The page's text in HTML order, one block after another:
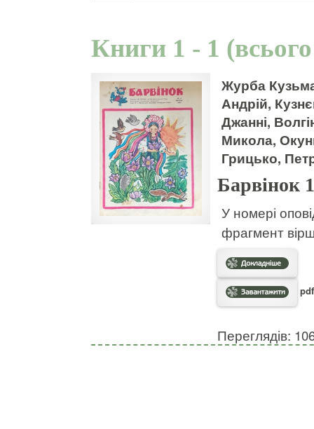
Книги 1 - 1
Журба
Андрій,
Джанні,
Микола,
Грицько,
Барвінок
У номері
фрагмент
Переглядів: